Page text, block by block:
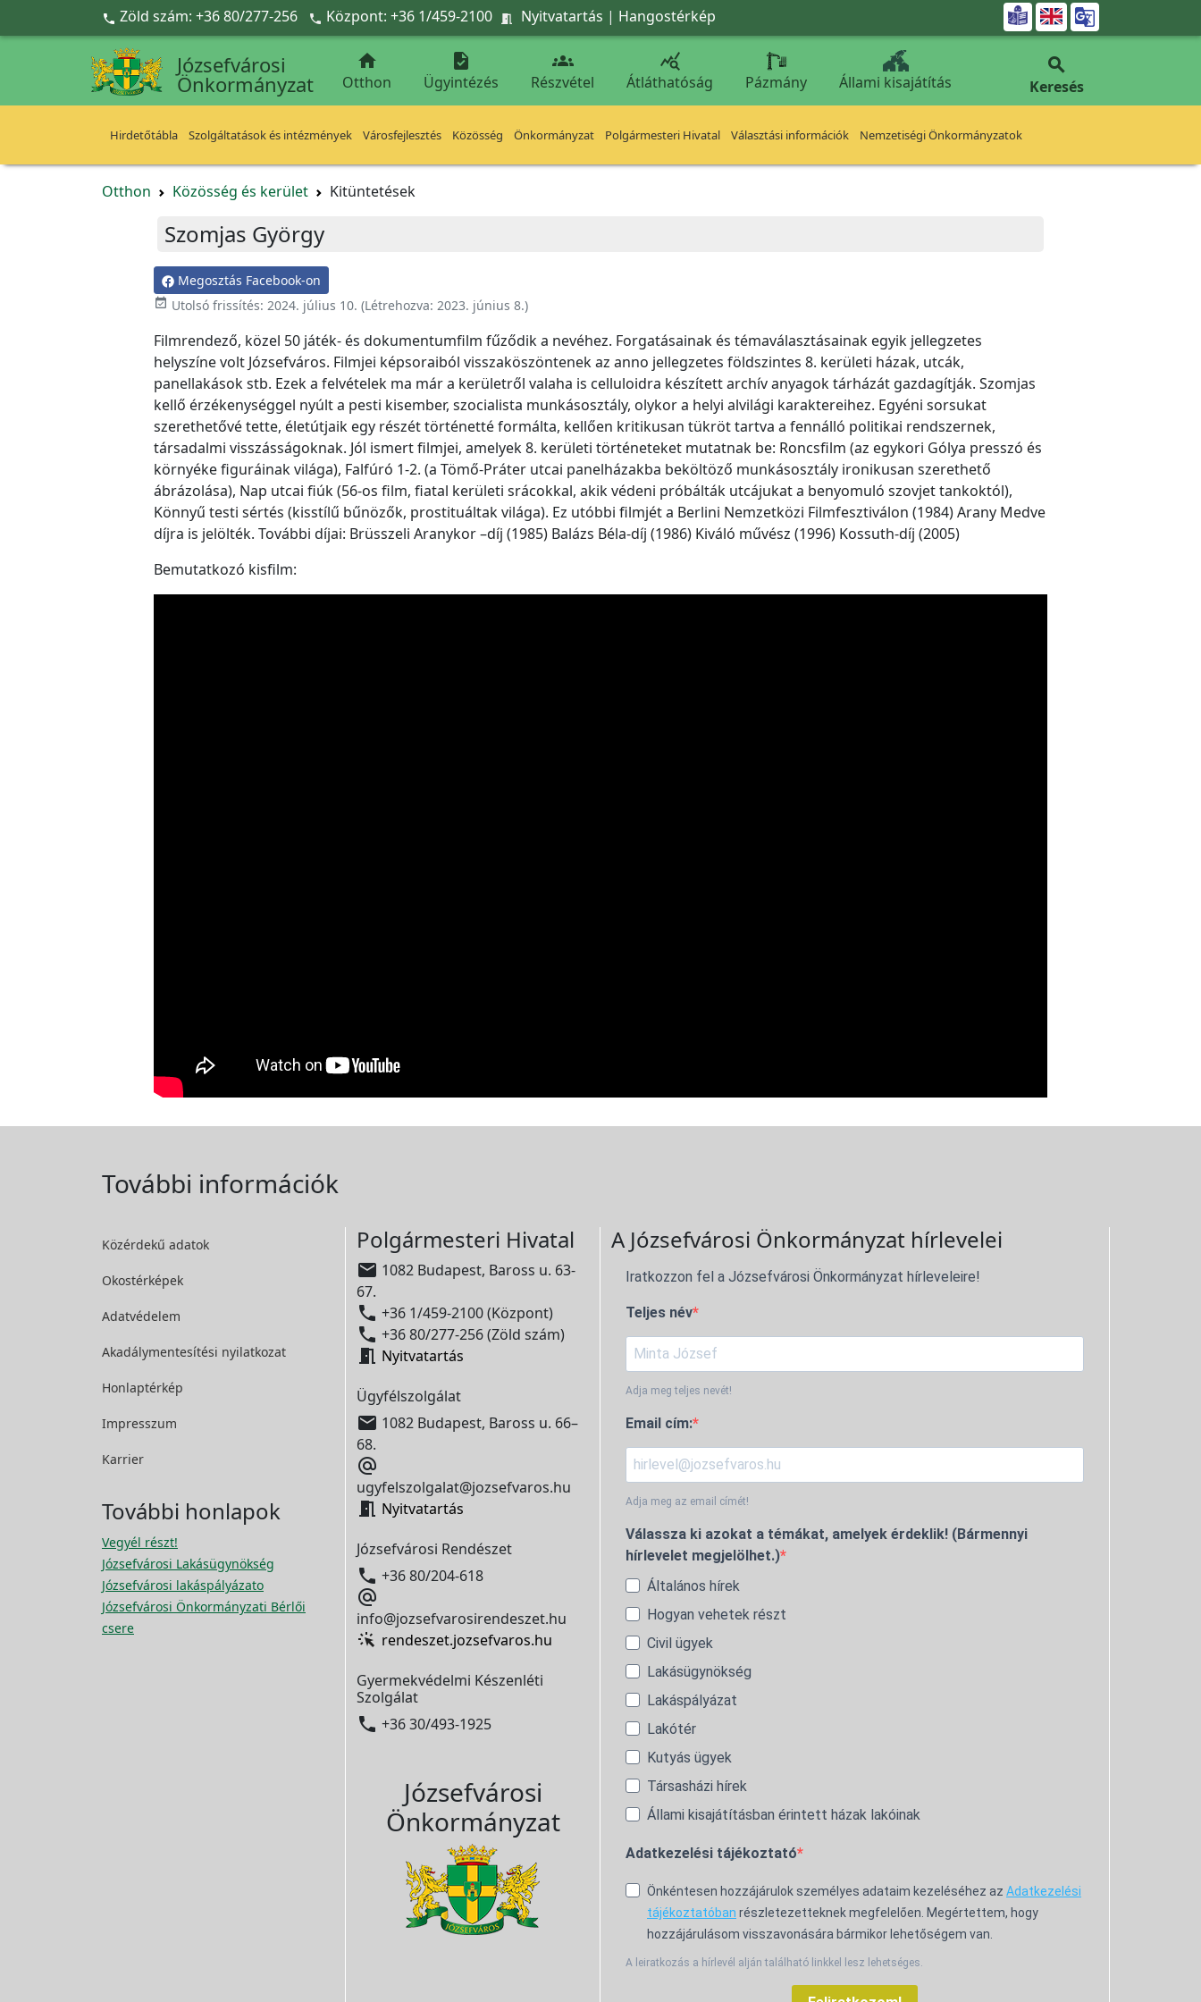
Ugrás a fő tartalomra
 Zöld szám: +36 80/277-256  Központ: +36 1/459-2100  Nyitvatartás | Hangostérkép 
Józsefvárosi
Önkormányzat

Otthon

Ügyintézés

Részvétel

Átláthatóság Pázmány Állami kisajátítás

Keresés
Hirdetőtábla Szolgáltatások és intézmények Városfejlesztés Közösség Önkormányzat Polgármesteri Hivatal Választási információk Nemzetiségi Önkormányzatok
Otthon Közösség és kerület Kitüntetések
Szomjas György
Megosztás Facebook-on
event_available Utolsó frissítés: 2024. július 10. (Létrehozva: 2023. június 8.)
Filmrendező, közel 50 játék- és dokumentumfilm fűződik a nevéhez. Forgatásainak és témaválasztásainak egyik jellegzetes
helyszíne volt Józsefváros. Filmjei képsoraiból visszaköszöntenek az anno jellegzetes földszintes 8. kerületi házak, utcák,
panellakások stb. Ezek a felvételek ma már a kerületről valaha is celluloidra készített archív anyagok tárházát gazdagítják. Szomjas
kellő érzékenységgel nyúlt a pesti kisember, szocialista munkásosztály, olykor a helyi alvilági karaktereihez. Egyéni sorsukat
szerethetővé tette, életútjaik egy részét történetté formálta, kellően kritikusan tükröt tartva a fennálló politikai rendszernek,
társadalmi visszásságoknak. Jól ismert filmjei, amelyek 8. kerületi történeteket mutatnak be: Roncsfilm (az egykori Gólya presszó és
környéke figuráinak világa), Falfúró 1-2. (a Tömő-Práter utcai panelházakba beköltöző munkásosztály ironikusan szerethető
ábrázolása), Nap utcai fiúk (56-os film, fiatal kerületi srácokkal, akik védeni próbálták utcájukat a benyomuló szovjet tankoktól),
Könnyű testi sértés (kisstílű bűnözők, prostituáltak világa). Ez utóbbi filmjét a Berlini Nemzetközi Filmfesztiválon (1984) Arany Medve
díjra is jelölték. További díjai: Brüsszeli Aranykor –díj (1985) Balázs Béla-díj (1986) Kiváló művész (1996) Kossuth-díj (2005)
Bemutatkozó kisfilm:
További információk
Közérdekű adatok
Okostérképek
Adatvédelem
Akadálymentesítési nyilatkozat
Honlaptérkép
Impresszum
Karrier
További honlapok
Vegyél részt!
Józsefvárosi Lakásügynökség
Józsefvárosi lakáspályázato
Józsefvárosi Önkormányzati Bérlői
csere
Polgármesteri Hivatal
 1082 Budapest, Baross u. 63-
67.
 +36 1/459-2100 (Központ)
 +36 80/277-256 (Zöld szám)
 Nyitvatartás
Ügyfélszolgálat
 1082 Budapest, Baross u. 66–
68.

ugyfelszolgalat@jozsefvaros.hu
 Nyitvatartás
Józsefvárosi Rendészet
 +36 80/204-618

info@jozsefvarosirendeszet.hu
rendeszet.jozsefvaros.hu
Gyermekvédelmi Készenléti
Szolgálat
 +36 30/493-1925
Józsefvárosi
Önkormányzat
A Józsefvárosi Önkormányzat hírlevelei
Iratkozzon fel a Józsefvárosi Önkormányzat hírleveleire!
Teljes név
Adja meg teljes nevét!
Email cím:
Adja meg az email címét!
Válassza ki azokat a témákat, amelyek érdeklik! (Bármennyi
hírlevelet megjelölhet.)
Általános hírek
Hogyan vehetek részt
Civil ügyek
Lakásügynökség
Lakáspályázat
Lakótér
Kutyás ügyek
Társasházi hírek
Állami kisajátításban érintett házak lakóinak
Adatkezelési tájékoztató
Önkéntesen hozzájárulok személyes adataim kezeléséhez az Adatkezelési
tájékoztatóban részletezetteknek megfelelően. Megértettem, hogy
hozzájárulásom visszavonására bármikor lehetőségem van.
A leiratkozás a hírlevél alján található linkkel lesz lehetséges.